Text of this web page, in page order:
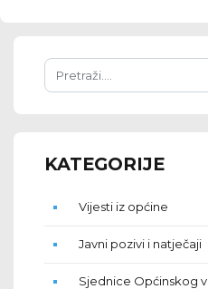
KATEGORIJE
Vijesti iz općine
Javni pozivi i natječaji
Sjednice Općinskog